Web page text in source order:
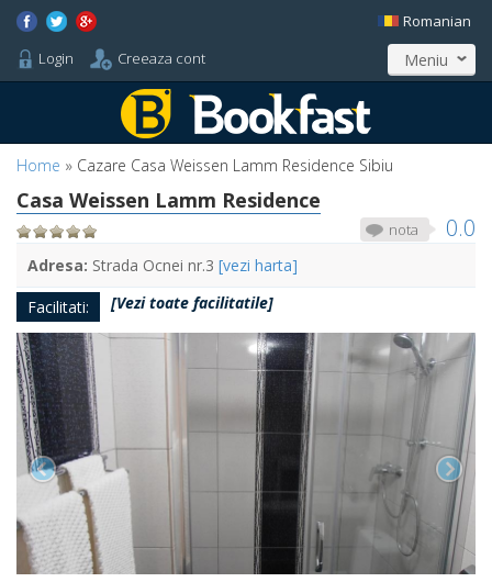
Login Creeaza cont
Romanian
Meniu
Home » Cazare Casa Weissen Lamm Residence Sibiu
Casa Weissen Lamm Residence
nota 0.0
Adresa: Strada Ocnei nr.3 [vezi harta]
Facilitati:
[Vezi toate facilitatile]